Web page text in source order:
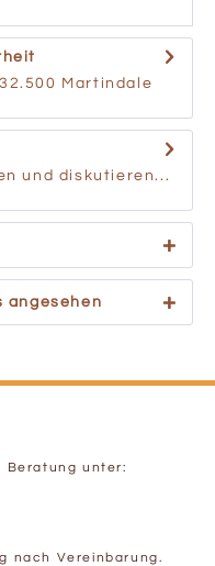
Martindale
und diskutieren...
angesehen
Beratung unter:
nach Vereinbarung.